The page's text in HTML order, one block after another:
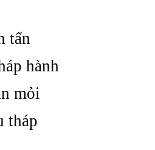
tấn
hành
mỏi
tháp